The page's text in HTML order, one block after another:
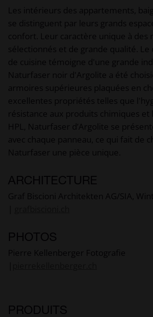
Les intérieurs des appartements,
se distinguent par leurs grands
confort. Leur caractère unique à des
sélectionnés et de grande qualité. Le
de cuisine témoigne d'une grande
Naturfaser noir d'Argolite a été
armoires supérieures plaquées en
excellentes propriétés telles que
résistance aux produits chimiques et
HPL, Naturfaser d’Argolite se
avec chaque panneau, ce qui fait de
Naturfaser une pièce unique.
ARCHITECTURE
Graf Biscioni Architekten AG/SIA,
PHOTOS
Pierre Kellenberger Fotografie
PRODUITS